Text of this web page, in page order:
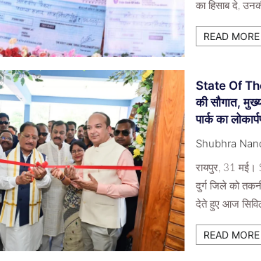
का हिसाब दे,
READ MORE
State Of
की सौगात,
पार्क का
Shubhra
रायपुर, 31 मई।
दुर्ग जिले को
देते हुए आज
READ MORE